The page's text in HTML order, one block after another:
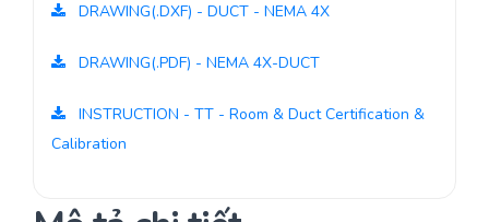
DRAWING(.DXF) - DUCT - NEMA 4X
DRAWING(.PDF) - NEMA 4X-DUCT
INSTRUCTION - TT - Room & Duct Certification &
Calibration